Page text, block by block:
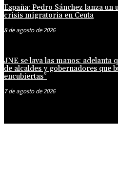
España: Pedro Sánchez lanza
crisis migratoria en Ceuta
8 de agosto de 2026
JNE se lava las manos: adelanta
de alcaldes y gobernadores que
encubiertas”
7 de agosto de 2026